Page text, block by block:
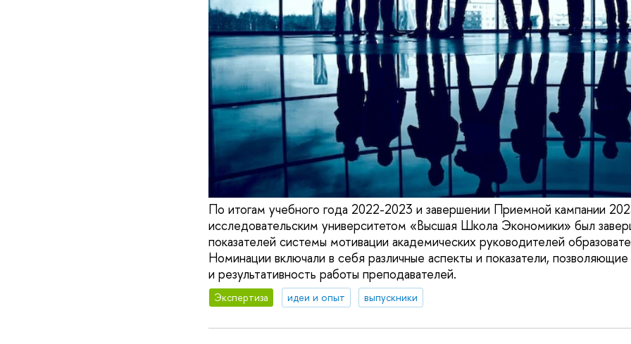
По итогам учебного года 2022-2023 и завершении Приемной кампании
исследовательским университетом «Высшая Школа Экономики» был
показателей системы мотивации академических руководителей
Номинации включали в себя различные аспекты и показатели,
и результативность работы преподавателей.
Экспертиза идеи и опыт выпускники